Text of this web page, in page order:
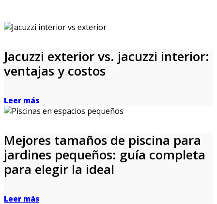
Jacuzzi exterior vs. jacuzzi interior:
ventajas y costos
Leer más
Mejores tamaños de piscina para
jardines pequeños: guía completa
para elegir la ideal
Leer más